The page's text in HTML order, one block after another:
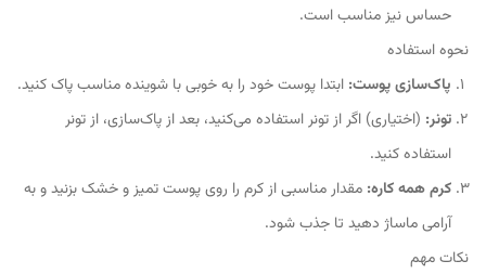
حساس نیز مناسب است.
نحوه استفاده
پاک‌سازی پوست: ابتدا پوست خود را به خوبی با شوینده مناسب پاک کنید.
تونر: (اختیاری) اگر از تونر استفاده می‌کنید، بعد از پاک‌سازی، از تونر
استفاده کنید.
کرم همه کاره: مقدار مناسبی از کرم را روی پوست تمیز و خشک بزنید و به
آرامی ماساژ دهید تا جذب شود.
نکات مهم